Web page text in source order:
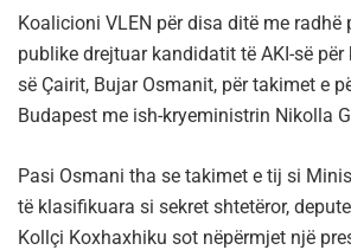
Koalicioni VLEN për disa ditë me radhë
publike drejtuar kandidatit të AKI-së
së Çairit, Bujar Osmanit, për takimet e
Budapest me ish-kryeministrin Nikolla
Pasi Osmani tha se takimet e tij si
të klasifikuara si sekret shtetëror,
Kollçi Koxhaxhiku sot nëpërmjet një